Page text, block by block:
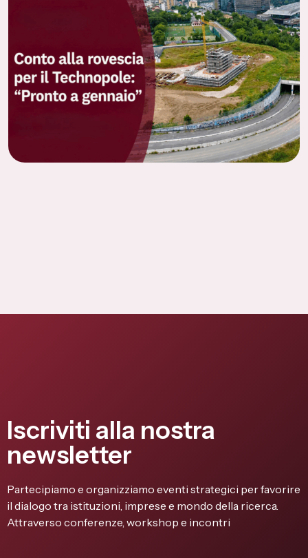
Iscriviti alla nostra
newsletter
Partecipiamo e organizziamo eventi strategici per favorire
il dialogo tra istituzioni, imprese e mondo della ricerca.
Attraverso conferenze, workshop e incontri